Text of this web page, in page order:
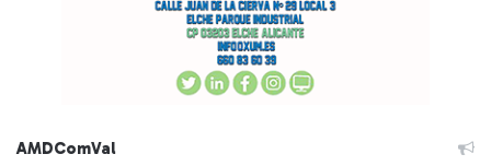
AMDComVal